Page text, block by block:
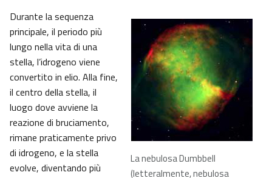
La nebulosa Dumbbell
(letteralmente, nebulosa
Durante la sequenza
principale, il periodo più
lungo nella vita di una
stella, l’idrogeno viene
convertito in elio. Alla fine,
il centro della stella, il
luogo dove avviene la
reazione di bruciamento,
rimane praticamente privo
di idrogeno, e la stella
evolve, diventando più